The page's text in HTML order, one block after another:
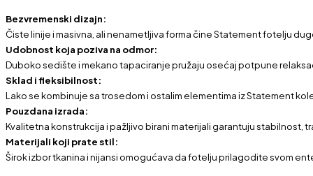
Bezvremenski dizajn:
Čiste linije i masivna, ali nenametljiva forma čine Statement fotelju
Udobnost koja poziva na odmor:
Duboko sedište i mekano tapaciranje pružaju osećaj potpune
Sklad i fleksibilnost:
Lako se kombinuje sa trosedom i ostalim elementima iz Statement
Pouzdana izrada:
Kvalitetna konstrukcija i pažljivo birani materijali garantuju stabilnost,
Materijali koji prate stil:
Širok izbor tkanina i nijansi omogućava da fotelju prilagodite svom